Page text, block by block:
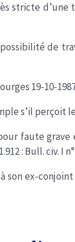
stricte d’une
de
19-10-1987
s’il perçoit le
faute grave
: Bull. civ. I
ex-conjoint